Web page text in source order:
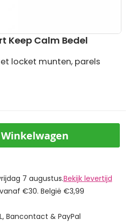
Keep Calm Bedel
locket munten, parels
7 augustus.Bekijk levertijd
€30. België €3,99
Bancontact & PayPal